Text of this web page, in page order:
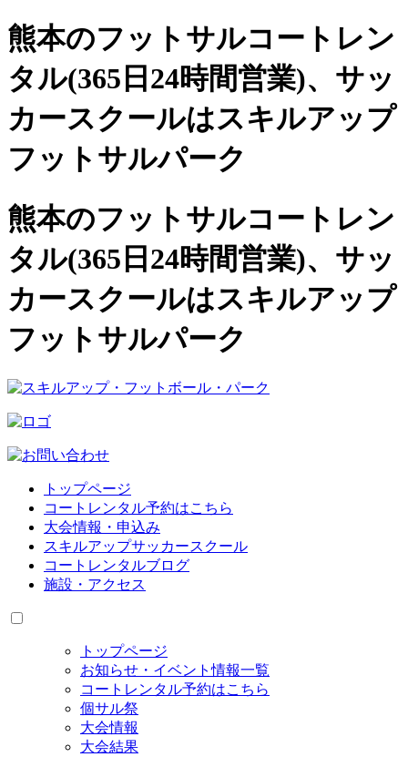
熊本のフットサルコートレン
タル(365日24時間営業)、 サッ
カースクールはスキルアップ
フットサルパーク
熊本のフットサルコートレン
タル(365日24時間営業)、サッ
カースクールはスキルアップ
フットサルパーク
トップページ
コートレンタル予約はこちら
大会情報・申込み
スキルアップサッカースクール
コートレンタルブログ
施設・アクセス
トップページ
お知らせ・イベント情報一覧
コートレンタル予約はこちら
個サル祭
大会情報
大会結果